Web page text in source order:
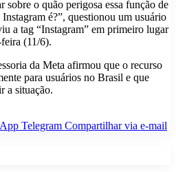
sobre o quão perigosa essa função de
é?”, questionou um usuário
a tag “Instagram” em primeiro lugar
(11/6).
da Meta afirmou que o recurso
para usuários no Brasil e que
a situação.
Telegram Compartilhar via e-mail